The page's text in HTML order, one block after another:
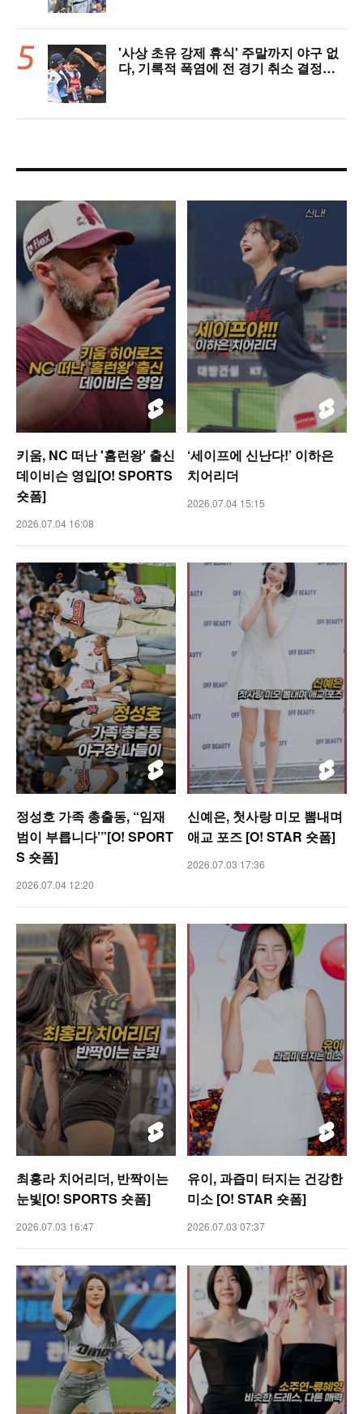
'사상 초유 강제 휴식' 주말까지 야구 없
다, 기록적 폭염에 전 경기 취소 결정…1
키움, NC 떠난 '홈런왕' 출신
데이비슨 영입[O! SPORTS
숏폼]
2026.07.04 16:08
‘세이프에 신난다!’ 이하은
치어리더
2026.07.04 15:15
정성호 가족 총출동, “임재
범이 부릅니다’”[O! SPORT
S 숏폼]
2026.07.04 12:20
신예은, 첫사랑 미모 뽐내며
애교 포즈 [O! STAR 숏폼]
2026.07.03 17:36
최홍라 치어리더, 반짝이는
눈빛[O! SPORTS 숏폼]
2026.07.03 16:47
유이, 과즙미 터지는 건강한
미소 [O! STAR 숏폼]
2026.07.03 07:37